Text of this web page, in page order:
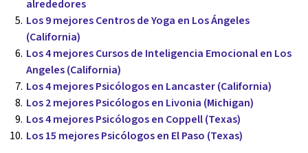
alrededores
Los 9 mejores Centros de Yoga en Los Ángeles
(California)
Los 4 mejores Cursos de Inteligencia Emocional en Los
Angeles (California)
Los 4 mejores Psicólogos en Lancaster (California)
Los 2 mejores Psicólogos en Livonia (Michigan)
Los 4 mejores Psicólogos en Coppell (Texas)
Los 15 mejores Psicólogos en El Paso (Texas)